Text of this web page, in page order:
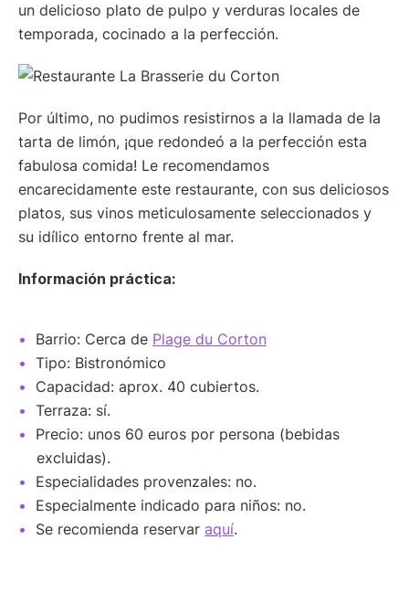
un delicioso plato de pulpo y verduras locales de
temporada, cocinado a la perfección.
Por último, no pudimos resistirnos a la llamada de la
tarta de limón, ¡que redondeó a la perfección esta
fabulosa comida! Le recomendamos
encarecidamente este restaurante, con sus deliciosos
platos, sus vinos meticulosamente seleccionados y
su idílico entorno frente al mar.
Información práctica:
Barrio: Cerca de Plage du Corton
Tipo: Bistronómico
Capacidad: aprox. 40 cubiertos.
Terraza: sí.
Precio: unos 60 euros por persona (bebidas
excluidas).
Especialidades provenzales: no.
Especialmente indicado para niños: no.
Se recomienda reservar aquí.